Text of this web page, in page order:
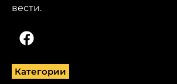
вести.
Категории